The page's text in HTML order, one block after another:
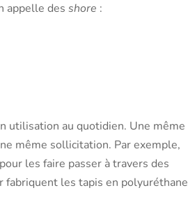
appelle des shore :
utilisation au quotidien. Une même
même sollicitation. Par exemple,
les faire passer à travers des
fabriquent les tapis en polyuréthane